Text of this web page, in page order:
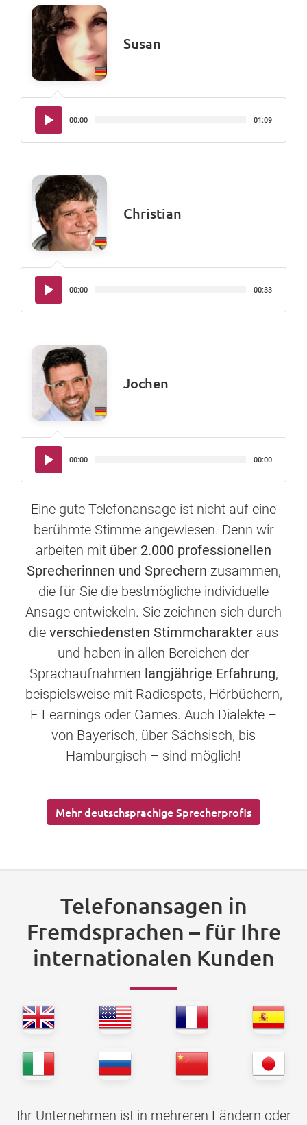
Susan
Audio-
Player
00:00 01:09
Christian
Audio-
Player
00:00 00:33
Jochen
Audio-
Player
00:00 00:00
Eine gute Telefonansage ist nicht auf eine
berühmte Stimme angewiesen. Denn wir
arbeiten mit über 2.000 professionellen
Sprecherinnen und Sprechern zusammen,
die für Sie die bestmögliche individuelle
Ansage entwickeln. Sie zeichnen sich durch
die verschiedensten Stimmcharakter aus
und haben in allen Bereichen der
Sprachaufnahmen langjährige Erfahrung,
beispielsweise mit Radiospots, Hörbüchern,
E-Learnings oder Games. Auch Dialekte –
von Bayerisch, über Sächsisch, bis
Hamburgisch – sind möglich!
Mehr deutschsprachige Sprecherprofis
Telefonansagen in
Fremdsprachen – für Ihre
internationalen Kunden
Ihr Unternehmen ist in mehreren Ländern oder